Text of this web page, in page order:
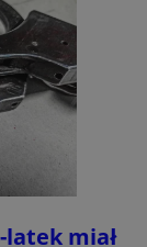
latek miał